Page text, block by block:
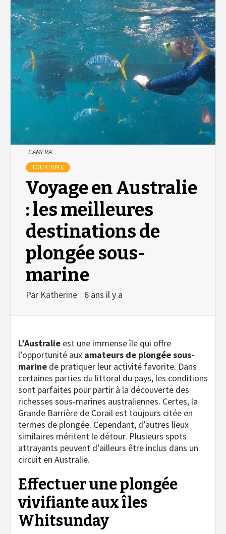
CAMERA
TOURISME
Voyage en Australie
: les meilleures
destinations de
plongée sous-
marine
Par Katherine 6 ans il y a
L’Australie est une immense île qui offre
l’opportunité aux amateurs de plongée sous-
marine de pratiquer leur activité favorite. Dans
certaines parties du littoral du pays, les conditions
sont parfaites pour partir à la découverte des
richesses sous-marines australiennes. Certes, la
Grande Barrière de Corail est toujours citée en
termes de plongée. Cependant, d’autres lieux
similaires méritent le détour. Plusieurs spots
attrayants peuvent d’ailleurs être inclus dans un
circuit en Australie.
Effectuer une plongée
vivifiante aux îles
Whitsunday